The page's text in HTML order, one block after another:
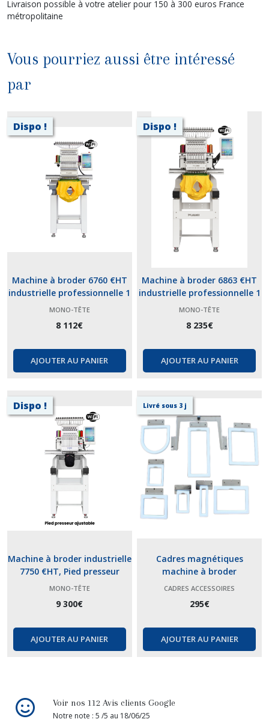
Livraison possible à votre atelier pour 150 à 300 euros France
métropolitaine
Vous pourriez aussi être intéressé
par
Dispo !
Machine à broder 6760 €HT
industrielle professionnelle 1
tête 15 fils FWSC-1501 NW et
MONO-TÊTE
8 112€
AJOUTER AU PANIER
Dispo !
Machine à broder 6863 €HT
industrielle professionnelle 1
tête 15 fils BC-1501.
MONO-TÊTE
8 235€
AJOUTER AU PANIER
Dispo !
Machine à broder industrielle
7750 €HT, Pied presseur
électronique. BC-1501PPE.
MONO-TÊTE
9 300€
AJOUTER AU PANIER
Livré sous 3 j
Cadres magnétiques
machine à broder
CADRES ACCESSOIRES
295€
AJOUTER AU PANIER
Voir nos 112 Avis clients Google
Notre note : 5 /5 au 18/06/25